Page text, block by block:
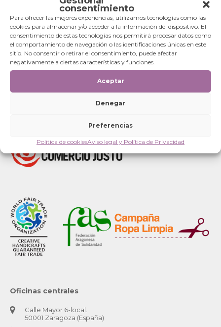
consentimiento
Para ofrecer las mejores experiencias, utilizamos tecnologías como las
cookies para almacenar y/o acceder a la información del dispositivo. El
consentimiento de estas tecnologías nos permitirá procesar datos como
el comportamiento de navegación o las identificaciones únicas en este
sitio. No consentir o retirar el consentimiento, puede afectar
negativamente a ciertas características y funciones.
Aceptar
Denegar
Preferencias
Política de cookiesAviso legal y Política de Privacidad
Oficinas centrales
Calle Mayor 6-local.
50001 Zaragoza (España)